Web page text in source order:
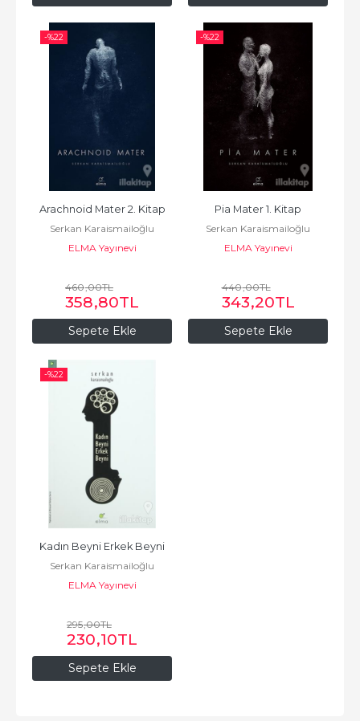
-%22
Sepete Ekle
Arachnoid Mater 2. Kitap
Serkan Karaismailoğlu
ELMA Yayınevi
460,00TL
358,80TL
-%22
Sepete Ekle
Pia Mater 1. Kitap
Serkan Karaismailoğlu
ELMA Yayınevi
440,00TL
343,20TL
-%22
Sepete Ekle
Kadın Beyni Erkek Beyni
Serkan Karaismailoğlu
ELMA Yayınevi
295,00TL
230,10TL